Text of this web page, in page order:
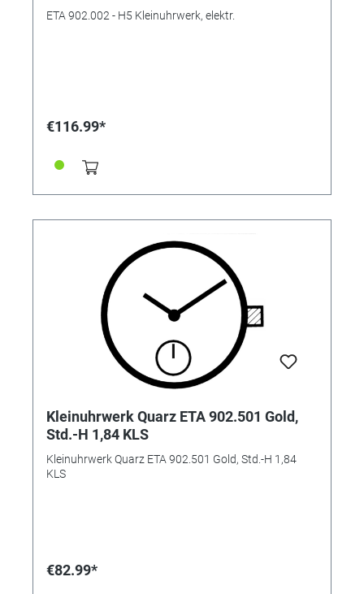
ETA 902.002 - H5 Kleinuhrwerk, elektr.
€116.99*
Kleinuhrwerk Quarz ETA 902.501 Gold,
Std.-H 1,84 KLS
Kleinuhrwerk Quarz ETA 902.501 Gold, Std.-H 1,84
KLS
€82.99*